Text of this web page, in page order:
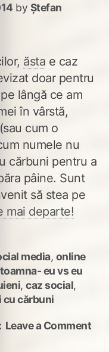
by Ștefan
ăsta e caz
doar pentru
lângă ce am
în vârstă,
cum o
numele nu
cărbuni pentru a
pâine. Sunt
să stea pe
mai departe!
media, online
toamna- eu vs eu
, caz social,
cu cărbuni
Leave a Commenton